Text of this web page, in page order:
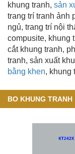
khung tranh, sản
trang trí tranh ảnh
ngủ, trang trí nội
compusite, khung
cắt khung tranh,
tranh, sản xuất
bằng khen, khung
BO KHUNG TRANH